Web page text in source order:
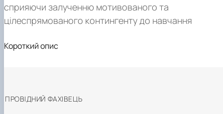
сприяючи залученню мотивованого та
цілеспрямованого контингенту до навчання
Короткий опис
ПРОВІДНИЙ ФАХІВЕЦЬ